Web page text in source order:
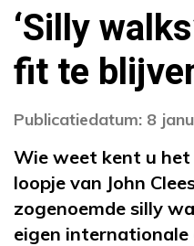
‘Silly
fit te
Publicatiedatum: 8
Wie weet kent u
loopje van John
zogenoemde silly
eigen internationale